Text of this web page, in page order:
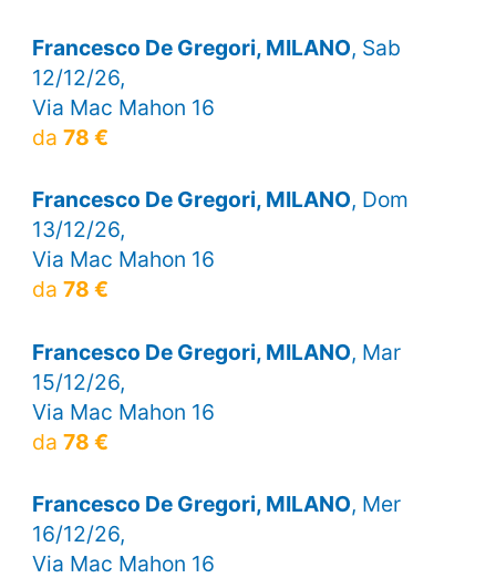
Francesco De Gregori, MILANO, Sab
12/12/26,
Via Mac Mahon 16
da 78 €
Francesco De Gregori, MILANO, Dom
13/12/26,
Via Mac Mahon 16
da 78 €
Francesco De Gregori, MILANO, Mar
15/12/26,
Via Mac Mahon 16
da 78 €
Francesco De Gregori, MILANO, Mer
16/12/26,
Via Mac Mahon 16